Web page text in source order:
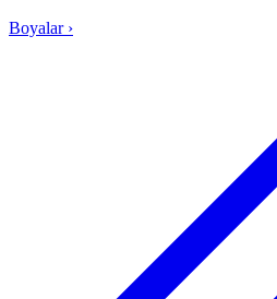
Boyalar ›